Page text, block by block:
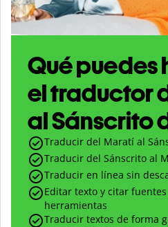
Qué puedes
el traductor
al Sánscrito
Traducir del Maratí al
Traducir del Sánscrito al
Traducir en línea sin
Editar texto y citar
herramientas
Traducir textos de forma